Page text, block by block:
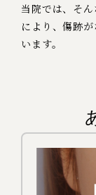
当院では、そ
により、傷跡
います。